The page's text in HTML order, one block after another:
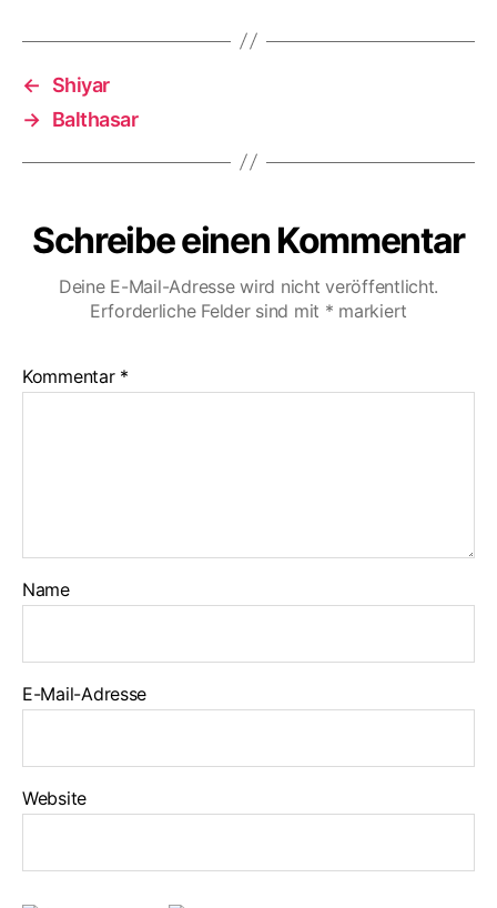
←
Shiyar
→ Balthasar
Schreibe einen Kommentar
Deine E-Mail-Adresse wird nicht veröffentlicht.
Erforderliche Felder sind mit * markiert
Kommentar *
Name
E-Mail-Adresse
Website